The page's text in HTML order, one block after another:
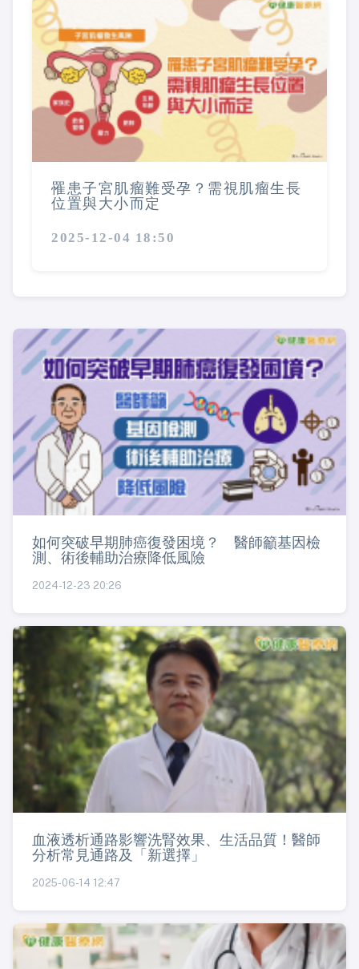
罹患子宮肌瘤難受孕？需視肌瘤生長
位置與大小而定
2025-12-04 18:50
如何突破早期肺癌復發困境？ 醫師籲基因檢
測、術後輔助治療降低風險
2024-12-23 20:26
血液透析通路影響洗腎效果、生活品質！醫師
分析常見通路及「新選擇」
2025-06-14 12:47